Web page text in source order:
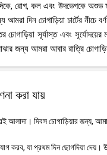
রোগ, কল এবং উদভেগকে অশুভ
দিন চোগাড়িয়া চার্টের নীচে
চোগাড়িয়া সূর্যাস্ত এবং
জন্য আমরা আবার রাত্রি চোগাড়িয়া
করা যায়
আলাদা। দিবস চোগাড়িয়ার জন্য,
করব, যা প্রথম দিন ছোগদিয়া